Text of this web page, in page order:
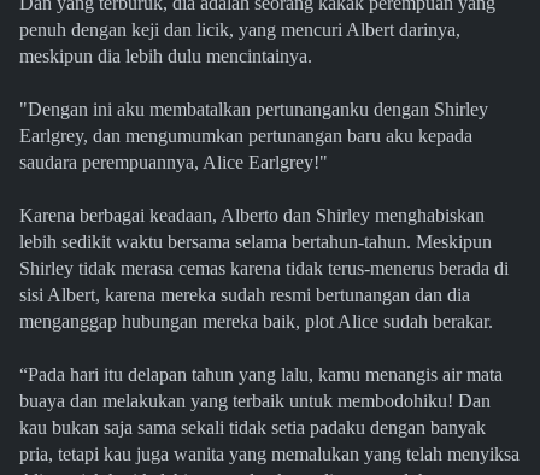
penuh dengan keji dan licik, yang mencuri Albert darinya,
meskipun dia lebih dulu mencintainya.
"Dengan ini aku membatalkan pertunanganku dengan Shirley
Earlgrey, dan mengumumkan pertunangan baru aku kepada
saudara perempuannya, Alice Earlgrey!"
Karena berbagai keadaan, Alberto dan Shirley menghabiskan
lebih sedikit waktu bersama selama bertahun-tahun. Meskipun
Shirley tidak merasa cemas karena tidak terus-menerus berada di
sisi Albert, karena mereka sudah resmi bertunangan dan dia
menganggap hubungan mereka baik, plot Alice sudah berakar.
“Pada hari itu delapan tahun yang lalu, kamu menangis air mata
buaya dan melakukan yang terbaik untuk membodohiku! Dan
kau bukan saja sama sekali tidak setia padaku dengan banyak
pria, tetapi kau juga wanita yang memalukan yang telah menyiksa